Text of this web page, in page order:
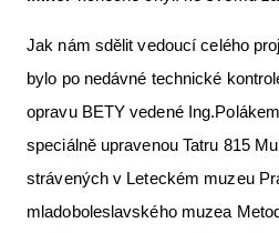
Jak nám sdělit vedoucí celého
bylo po nedávné technické
opravu BETY vedené
speciálně upravenou Tatru 815
strávených v Leteckém muzeu
mladoboleslavského muzea
Inzerujte s
E-SHOP